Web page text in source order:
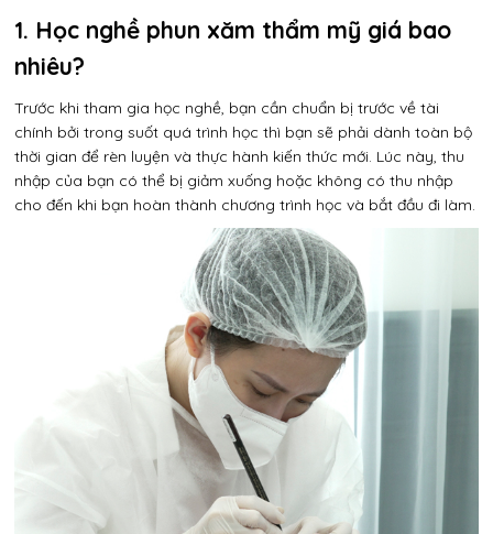
1. Học nghề phun xăm thẩm mỹ giá bao
nhiêu?
Trước khi tham gia học nghề, bạn cần chuẩn bị trước về tài
chính bởi trong suốt quá trình học thì bạn sẽ phải dành toàn bộ
thời gian để rèn luyện và thực hành kiến thức mới. Lúc này, thu
nhập của bạn có thể bị giảm xuống hoặc không có thu nhập
cho đến khi bạn hoàn thành chương trình học và bắt đầu đi làm.